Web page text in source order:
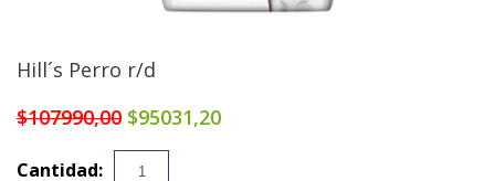
Hill´s Perro r/d
$95031,20
$107990,00
Cantidad: